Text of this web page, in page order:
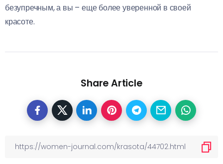
безупречным, а вы – еще более уверенной в своей
красоте.
Share Article